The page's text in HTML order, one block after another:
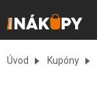
Úvod Kupóny